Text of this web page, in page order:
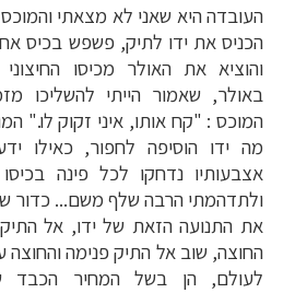
העובדה היא שאני לא מצאתי והמוכס
הכניס את ידו לתיק, פשפש בכיס
והוציא את האולר מכיסו
באולר, שאמור הייתי להשליכו
המוכס : "קח אותו, איני זקוק לו."
מה ידו הוסיפה לחפור, כאילו
אצבעותיו נדחקו לכל פינה
ולתדהמתי הרבה שלף משם... כדור
את התנועה הזאת של ידו, אל
החוצה, שוב אל התיק פנימה
לעולם, הן בשל המחיר הכבד